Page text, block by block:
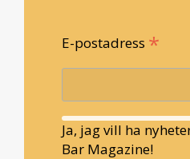
E-postadress *
Ja, jag vill ha
Bar Magazine!